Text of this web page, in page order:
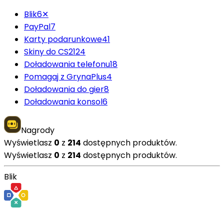
Blik6✕
PayPal7
Karty podarunkowe41
Skiny do CS2124
Doładowania telefonu18
Pomagaj z GrynaPlus4
Doładowania do gier8
Doładowania konsol6
Nagrody
Wyświetlasz 0 z 214 dostępnych produktów.
Wyświetlasz 0 z 214 dostępnych produktów.
Blik